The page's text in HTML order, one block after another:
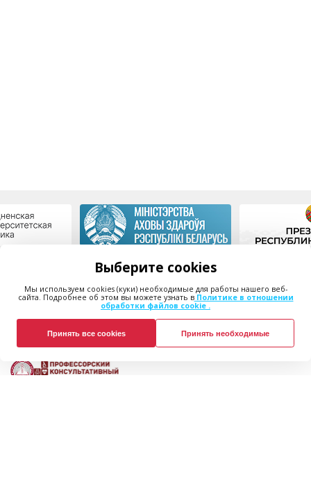
Выберите cookies
Мы используем cookies (куки) необходимые для работы нашего веб-
сайта. Подробнее об этом вы можете узнать вПолитике в отношении
обработки файлов cookie .
Принять все cookies Принять необходимые
Услуги
Врачи
О нас
Полезные статьи
Контакты